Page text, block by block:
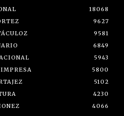
18068
9627
9581
6849
5943
5800
5102
4230
4066